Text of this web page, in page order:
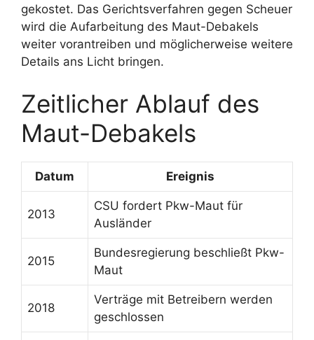
gekostet. Das Gerichtsverfahren gegen Scheuer
wird die Aufarbeitung des Maut-Debakels
weiter vorantreiben und möglicherweise weitere
Details ans Licht bringen.
Zeitlicher Ablauf des
Maut-Debakels
Datum Ereignis
2013
CSU fordert Pkw-Maut für
Ausländer
2015
Bundesregierung beschließt Pkw-
Maut
2018
Verträge mit Betreibern werden
geschlossen